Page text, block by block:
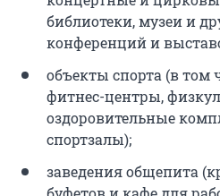
библиотеки, музеи и
конференций и
объекты спорта (в том
фитнес-центры,
оздоровительные
спортзалы);
заведения общепита